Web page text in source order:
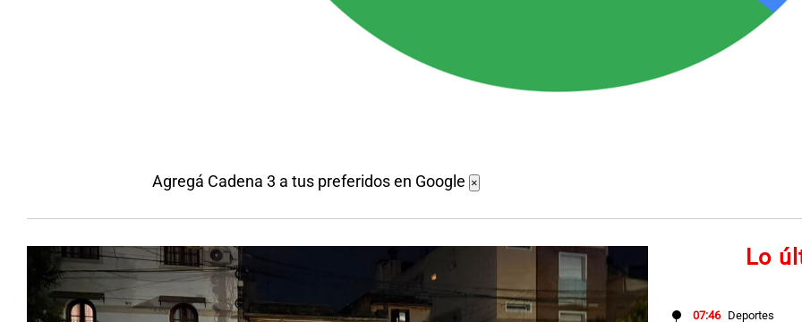
Agregá Cadena 3 a tus preferidos en Google ×
Lo
07:46 Deportes